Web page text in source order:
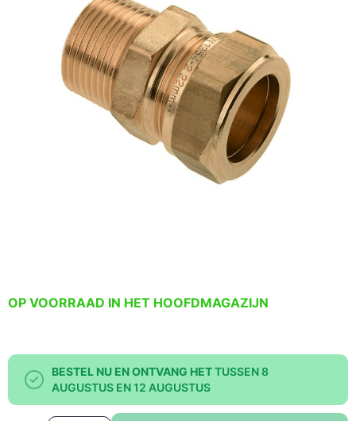
OP VOORRAAD IN HET HOOFDMAGAZIJN
BESTEL NU EN ONTVANG HETTUSSEN 8
AUGUSTUS EN 12 AUGUSTUS